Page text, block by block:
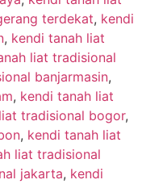
terdekat, kendi
, kendi tanah liat
liat tradisional
banjarmasin,
, kendi tanah liat
tradisional bogor,
, kendi tanah liat
liat tradisional
jakarta, kendi